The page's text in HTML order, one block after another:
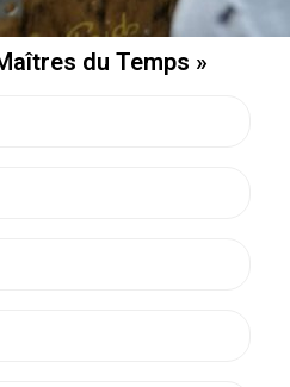
du Temps »